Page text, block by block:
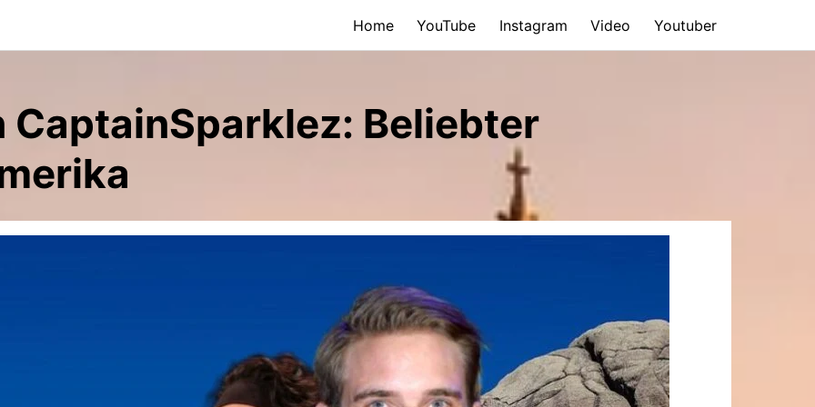
Home YouTube Instagram Video Youtuber
CaptainSparklez: Beliebter